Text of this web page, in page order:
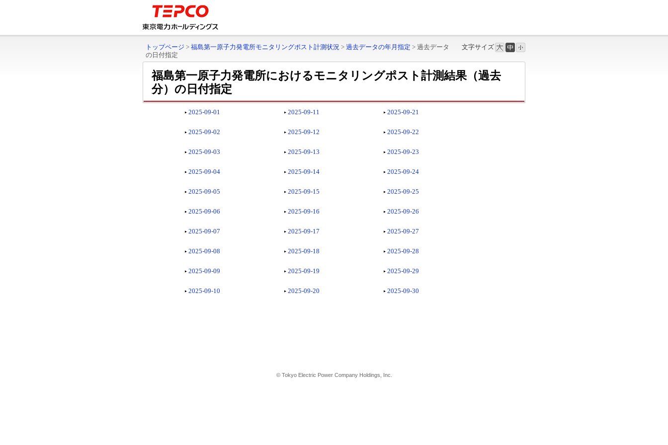
文字サイズ
トップページ > 福島第一原子力発電所モニタリングポスト計測状況 > 過去データの年月指定 > 過去データ
の日付指定
福島第一原子力発電所におけるモニタリングポスト計測結果（過去
分）の日付指定
2025-09-01 2025-09-11 2025-09-21
2025-09-02 2025-09-12 2025-09-22
2025-09-03 2025-09-13 2025-09-23
2025-09-04 2025-09-14 2025-09-24
2025-09-05 2025-09-15 2025-09-25
2025-09-06 2025-09-16 2025-09-26
2025-09-07 2025-09-17 2025-09-27
2025-09-08 2025-09-18 2025-09-28
2025-09-09 2025-09-19 2025-09-29
2025-09-10 2025-09-20 2025-09-30
© Tokyo Electric Power Company Holdings, Inc.